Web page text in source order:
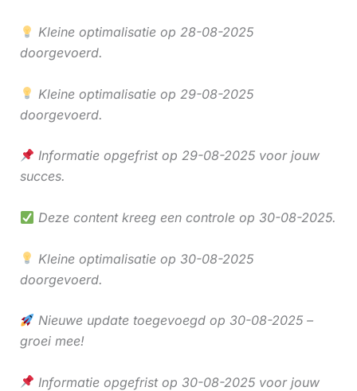
Kleine optimalisatie op 28-08-2025
doorgevoerd.
Kleine optimalisatie op 29-08-2025
doorgevoerd.
Informatie opgefrist op 29-08-2025 voor jouw
succes.
Deze content kreeg een controle op 30-08-2025.
Kleine optimalisatie op 30-08-2025
doorgevoerd.
Nieuwe update toegevoegd op 30-08-2025 –
groei mee!
Informatie opgefrist op 30-08-2025 voor jouw